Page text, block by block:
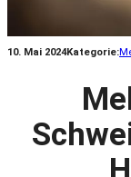
10. Mai 2024Kategorie: